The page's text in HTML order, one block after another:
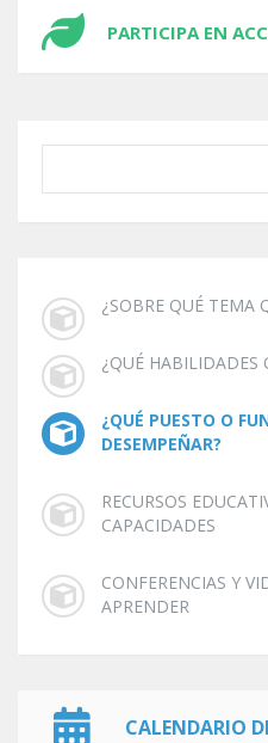
PARTICIPA EN
¿SOBRE QUÉ TEMA
¿QUÉ HABILIDADES
¿QUÉ PUESTO O
DESEMPEÑAR?
RECURSOS
CAPACIDADES
CONFERENCIAS Y
APRENDER
CALENDARIO